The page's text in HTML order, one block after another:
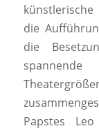
die
die
Papstes